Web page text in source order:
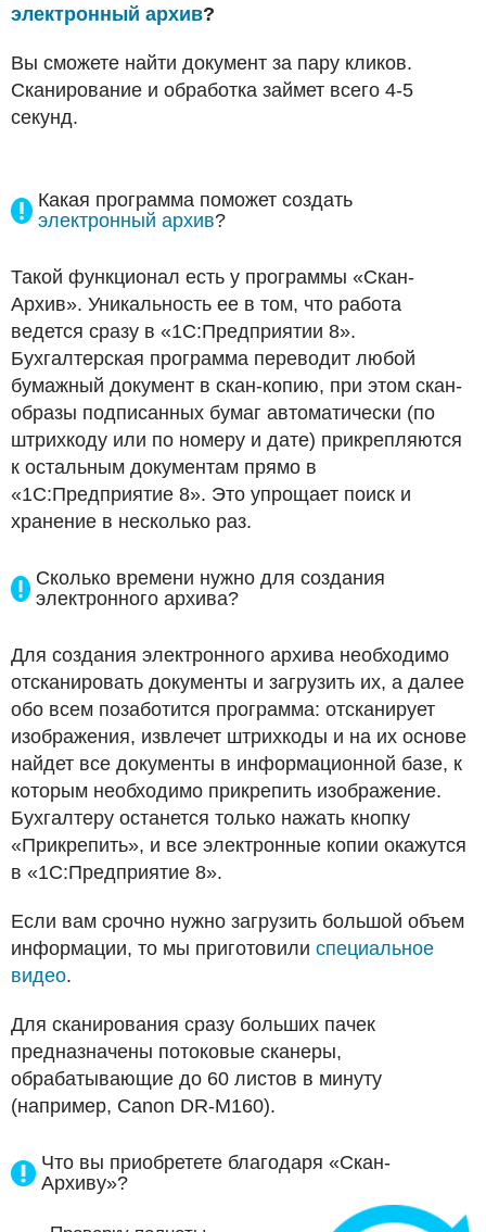
электронный архив?
Вы сможете найти документ за пару кликов.
Сканирование и обработка займет всего 4-5
секунд.
Какая программа поможет создать
электронный архив?
Такой функционал есть у программы «Скан-
Архив». Уникальность ее в том, что работа
ведется сразу в «1С:Предприятии 8».
Бухгалтерская программа переводит любой
бумажный документ в скан-копию, при этом скан-
образы подписанных бумаг автоматически (по
штрихкоду или по номеру и дате) прикрепляются
к остальным документам прямо в
«1С:Предприятие 8». Это упрощает поиск и
хранение в несколько раз.
Сколько времени нужно для создания
электронного архива?
Для создания электронного архива необходимо
отсканировать документы и загрузить их, а далее
обо всем позаботится программа: отсканирует
изображения, извлечет штрихкоды и на их основе
найдет все документы в информационной базе, к
которым необходимо прикрепить изображение.
Бухгалтеру останется только нажать кнопку
«Прикрепить», и все электронные копии окажутся
в «1С:Предприятие 8».
Если вам срочно нужно загрузить большой объем
информации, то мы приготовили специальное
видео.
Для сканирования сразу больших пачек
предназначены потоковые сканеры,
обрабатывающие до 60 листов в минуту
(например, Canon DR-M160).
Что вы приобретете благодаря «Скан-
Архиву»?